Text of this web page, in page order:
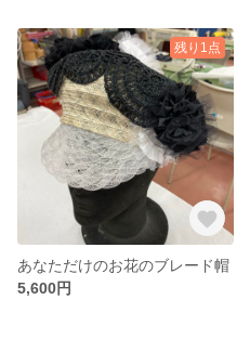
残り1点
あなただけのお花のブレード帽
5,600円